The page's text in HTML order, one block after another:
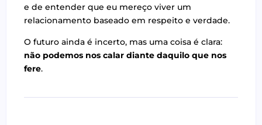
e de entender que eu mereço viver um
relacionamento baseado em respeito e verdade.
O futuro ainda é incerto, mas uma coisa é clara:
não podemos nos calar diante daquilo que nos
fere.